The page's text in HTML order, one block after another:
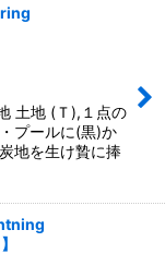
土地 (Ｔ),１点の
プールに(黒)か
地を生け贄に捧